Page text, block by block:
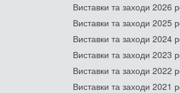
Виставки та заходи 2026
Виставки та заходи 2025
Виставки та заходи 2024
Виставки та заходи 2023
Виставки та заходи 2022
Виставки та заходи 2021